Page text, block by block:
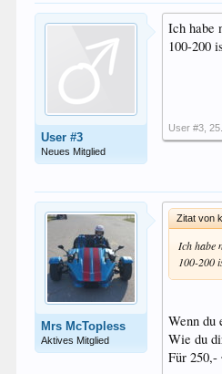
User #3
Neues Mitglied
Ich habe
100-200
User #3
Mrs McTopless
Aktives Mitglied
Zitat von
Ich habe
100-200
Wenn du
Wie du
Für